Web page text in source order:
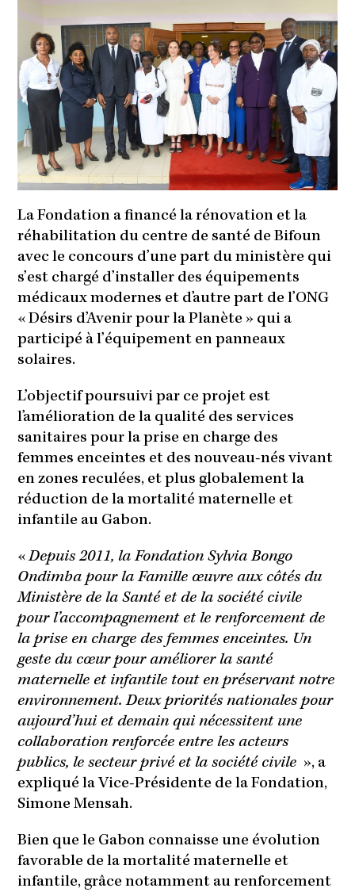
La Fondation a financé la rénovation et la
réhabilitation du centre de santé de Bifoun
avec le concours d’une part du ministère qui
s’est chargé d’installer des équipements
médicaux modernes et d’autre part de l’ONG
« Désirs d’Avenir pour la Planète » qui a
participé à l’équipement en panneaux
solaires.
L’objectif poursuivi par ce projet est
l’amélioration de la qualité des services
sanitaires pour la prise en charge des
femmes enceintes et des nouveau-nés vivant
en zones reculées, et plus globalement la
réduction de la mortalité maternelle et
infantile au Gabon.
«Depuis 2011, la Fondation Sylvia Bongo
Ondimba pour la Famille œuvre aux côtés du
Ministère de la Santé et de la société civile
pour l’accompagnement et le renforcement de
la prise en charge des femmes enceintes. Un
geste du cœur pour améliorer la santé
maternelle et infantile tout en préservant notre
environnement. Deux priorités nationales pour
aujourd’hui et demain qui nécessitent une
collaboration renforcée entre les acteurs
publics, le secteur privé et la société civile », a
expliqué la Vice-Présidente de la Fondation,
Simone Mensah.
Bien que le Gabon connaisse une évolution
favorable de la mortalité maternelle et
infantile, grâce notamment au renforcement